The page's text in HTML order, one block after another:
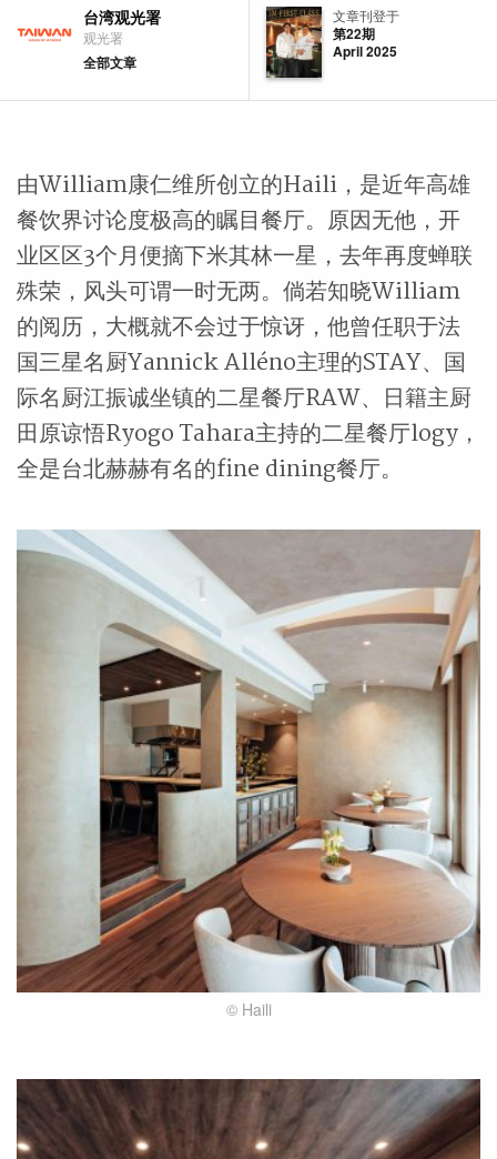
台湾观光署
观光署
全部文章
文章刊登于
第22期
April 2025
由William康仁维所创立的Haili，是近年高雄
餐饮界讨论度极高的瞩目餐厅。原因无他，开
业区区3个月便摘下米其林一星，去年再度蝉联
殊荣，风头可谓一时无两。倘若知晓William
的阅历，大概就不会过于惊讶，他曾任职于法
国三星名厨Yannick Alléno主理的STAY、国
际名厨江振诚坐镇的二星餐厅RAW、日籍主厨
田原谅悟Ryogo Tahara主持的二星餐厅logy，
全是台北赫赫有名的fine dining餐厅。
© Haili